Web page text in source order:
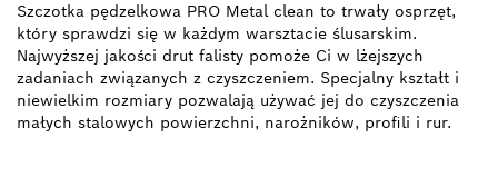
Szczotka pędzelkowa PRO Metal clean to trwały osprzęt,
który sprawdzi się w każdym warsztacie ślusarskim.
Najwyższej jakości drut falisty pomoże Ci w lżejszych
zadaniach związanych z czyszczeniem. Specjalny kształt i
niewielkim rozmiary pozwalają używać jej do czyszczenia
małych stalowych powierzchni, narożników, profili i rur.